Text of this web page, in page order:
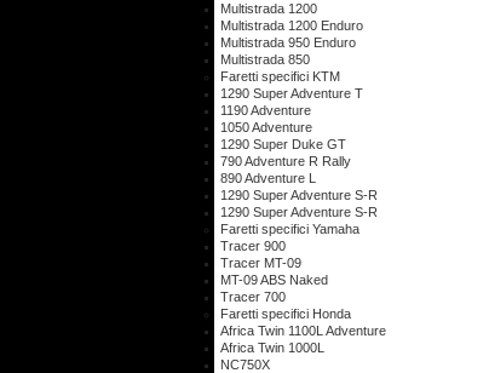
Multistrada 1200
Multistrada 1200 Enduro
Multistrada 950 Enduro
Multistrada 850
Faretti specifici KTM
1290 Super Adventure T
1190 Adventure
1050 Adventure
1290 Super Duke GT
790 Adventure R Rally
890 Adventure L
1290 Super Adventure S-R
1290 Super Adventure S-R
Faretti specifici Yamaha
Tracer 900
Tracer MT-09
MT-09 ABS Naked
Tracer 700
Faretti specifici Honda
Africa Twin 1100L Adventure
Africa Twin 1000L
NC750X